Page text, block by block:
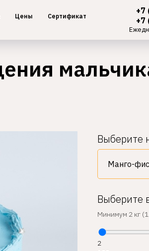
Цены
Сертификат
+7
+7
Выберите
Выберите
Минимум 2 кг
2